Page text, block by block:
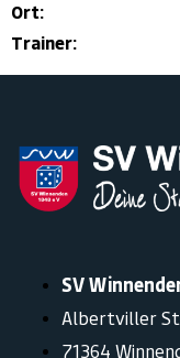
Ort:
Trainer:
SV
Albertviller
71364